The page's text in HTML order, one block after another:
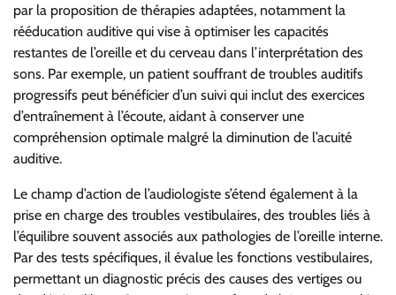
par la proposition de thérapies adaptées, notamment la
rééducation auditive qui vise à optimiser les capacités
restantes de l’oreille et du cerveau dans l’interprétation des
sons. Par exemple, un patient souffrant de troubles auditifs
progressifs peut bénéficier d’un suivi qui inclut des exercices
d’entraînement à l’écoute, aidant à conserver une
compréhension optimale malgré la diminution de l’acuité
auditive.
Le champ d’action de l’audiologiste s’étend également à la
prise en charge des troubles vestibulaires, des troubles liés à
l’équilibre souvent associés aux pathologies de l’oreille interne.
Par des tests spécifiques, il évalue les fonctions vestibulaires,
permettant un diagnostic précis des causes des vertiges ou